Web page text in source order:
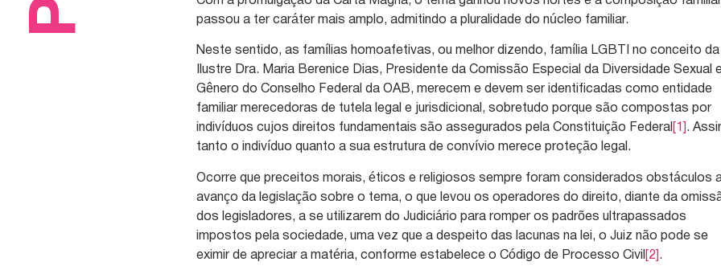
passou a ter caráter mais amplo, admitindo a pluralidade do núcleo familiar.
Neste sentido, as famílias homoafetivas, ou melhor dizendo, família LGBTI no conceito da
Ilustre Dra. Maria Berenice Dias, Presidente da Comissão Especial da Diversidade Sexual
Gênero do Conselho Federal da OAB, merecem e devem ser identificadas como entidade
familiar merecedoras de tutela legal e jurisdicional, sobretudo porque são compostas por
indivíduos cujos direitos fundamentais são assegurados pela Constituição Federal
[1] .
tanto o indivíduo quanto a sua estrutura de convívio merece proteção legal.
Ocorre que preceitos morais, éticos e religiosos sempre foram considerados obstáculos
avanço da legislação sobre o tema, o que levou os operadores do direito, diante da
dos legisladores, a se utilizarem do Judiciário para romper os padrões ultrapassados
impostos pela sociedade, uma vez que a despeito das lacunas na lei, o Juiz não pode se
eximir de apreciar a matéria, conforme estabelece o Código de Processo Civil [2] .